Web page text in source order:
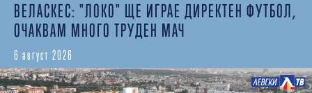
ВЕЛАСКЕС: "ЛОКО" ЩЕ ИГРАЕ ДИРЕКТЕН ФУТБОЛ,
ОЧАКВАМ МНОГО ТРУДЕН МАЧ
6 август 2026